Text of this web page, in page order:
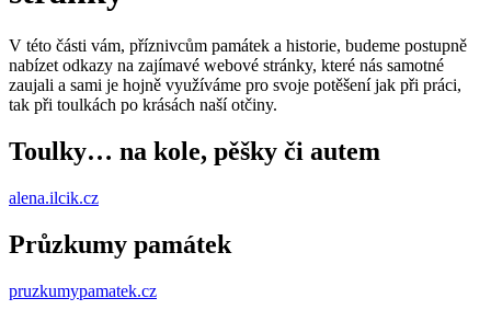
V této části vám, příznivcům památek a historie, budeme postupně
nabízet odkazy na zajímavé webové stránky, které nás samotné
zaujali a sami je hojně využíváme pro svoje potěšení jak při práci,
tak při toulkách po krásách naší otčiny.
Toulky… na kole, pěšky či autem
alena.ilcik.cz
Průzkumy památek
pruzkumypamatek.cz